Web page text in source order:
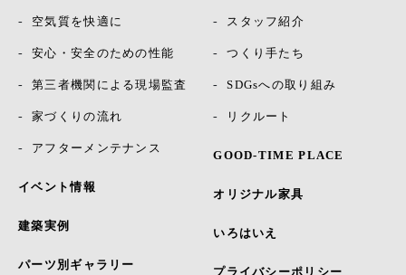
空気質を快適に
安心・安全のための性能
第三者機関による現場監査
家づくりの流れ
アフターメンテナンス
イベント情報
建築実例
パーツ別ギャラリー
スタッフ紹介
つくり手たち
SDGsへの取り組み
リクルート
GOOD-TIME PLACE
オリジナル家具
いろはいえ
プライバシーポリシー